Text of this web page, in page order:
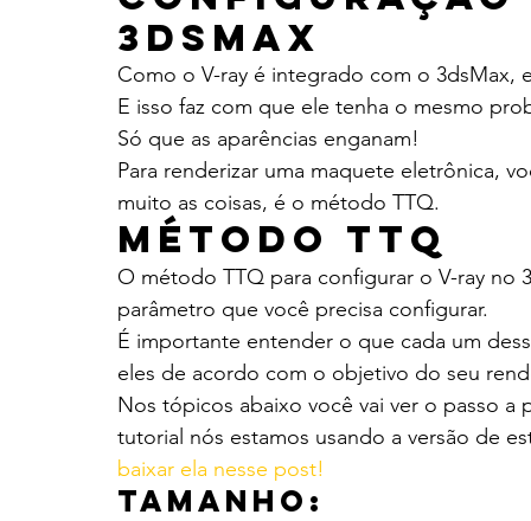
3dsMax
Como o V-ray é integrado com o 3dsMax,
E isso faz com que ele tenha o mesmo
Só que as aparências enganam!
Para renderizar uma maquete eletrônica,
muito as coisas, é o método TTQ.
Método TTQ
O método TTQ para configurar o V-ray no
parâmetro que você precisa configurar.
É importante entender o que cada um
eles de acordo com o objetivo do seu
Nos tópicos abaixo você vai ver o passo
tutorial nós estamos usando a versão de
baixar ela nesse post!
Tamanho: